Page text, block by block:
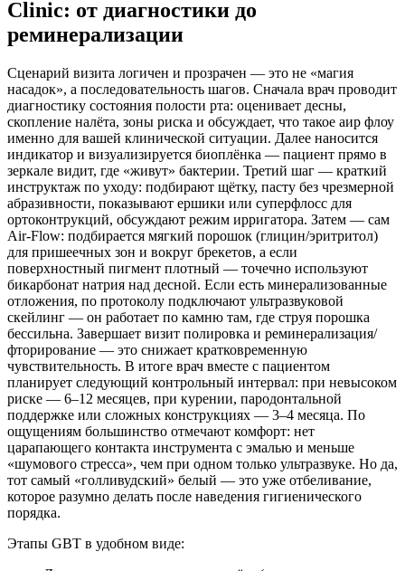
Clinic: от диагностики до
реминерализации
Сценарий визита логичен и прозрачен — это не «магия
насадок», а последовательность шагов. Сначала врач проводит
диагностику состояния полости рта: оценивает десны,
скопление налёта, зоны риска и обсуждает, что такое аир флоу
именно для вашей клинической ситуации. Далее наносится
индикатор и визуализируется биоплёнка — пациент прямо в
зеркале видит, где «живут» бактерии. Третий шаг — краткий
инструктаж по уходу: подбирают щётку, пасту без чрезмерной
абразивности, показывают ершики или суперфлосс для
ортоконтрукций, обсуждают режим ирригатора. Затем — сам
Air‑Flow: подбирается мягкий порошок (глицин/эритритол)
для пришеечных зон и вокруг брекетов, а если
поверхностный пигмент плотный — точечно используют
бикарбонат натрия над десной. Если есть минерализованные
отложения, по протоколу подключают ультразвуковой
скейлинг — он работает по камню там, где струя порошка
бессильна. Завершает визит полировка и реминерализация/
фторирование — это снижает кратковременную
чувствительность. В итоге врач вместе с пациентом
планирует следующий контрольный интервал: при невысоком
риске — 6–12 месяцев, при курении, пародонтальной
поддержке или сложных конструкциях — 3–4 месяца. По
ощущениям большинство отмечают комфорт: нет
царапающего контакта инструмента с эмалью и меньше
«шумового стресса», чем при одном только ультразвуке. Но да,
тот самый «голливудский» белый — это уже отбеливание,
которое разумно делать после наведения гигиенического
порядка.
Этапы GBT в удобном виде: